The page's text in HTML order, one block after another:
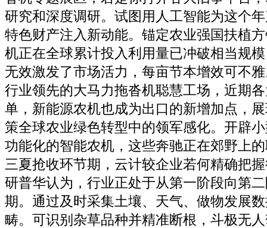
研究和深度调研。试图用人工智能为这个
特色财产注入新动能。锚定农业强国扶植
机正在全球累计投入利用量已冲破相当规
无效激发了市场活力，每亩节本增效可不
行业领先的大马力拖沓机聪慧工场，近期
单，新能源农机也成为出口的新增加点，
策全球农业绿色转型中的领军感化。开辟
功能化的智能农机，这些奔驰正在郊野上
三夏抢收环节期，云计较企业若何精确把
研普华认为，行业正处于从第一阶段向第
期。通过及时采集土壤、天气、做物发展
畴。可识别杂草品种并精准断根，斗极无